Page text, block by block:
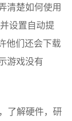
清楚如何使用
设置自动提
他们还会下载
游戏没有
了解硬件，研